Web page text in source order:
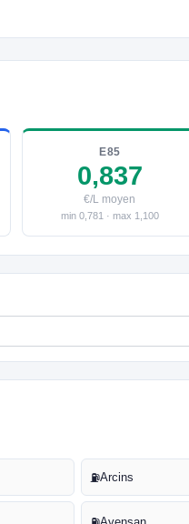
E85
0,837
€/L moyen
min 0,781 · max 1,100
⛽Arcins